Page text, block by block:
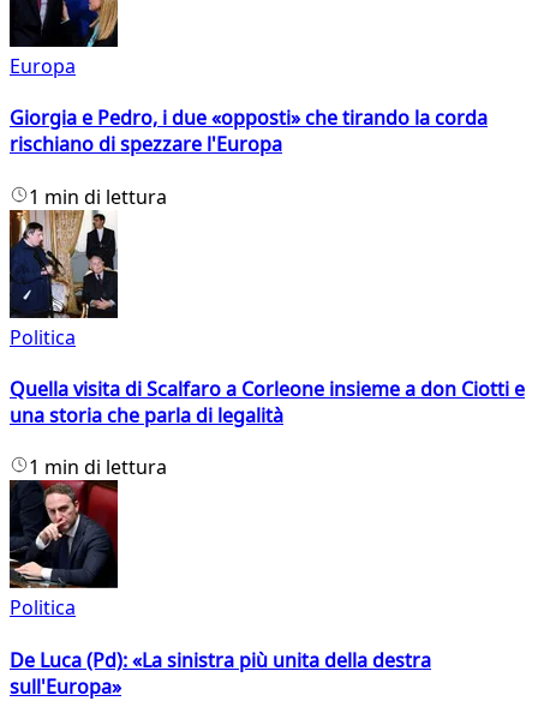
Europa
Giorgia e Pedro, i due «opposti» che tirando la corda
rischiano di spezzare l'Europa
1 min di lettura
Politica
Quella visita di Scalfaro a Corleone insieme a don Ciotti e
una storia che parla di legalità
1 min di lettura
Politica
De Luca (Pd): «La sinistra più unita della destra
sull'Europa»